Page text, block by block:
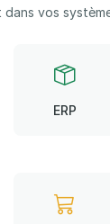
dans vos
ERP